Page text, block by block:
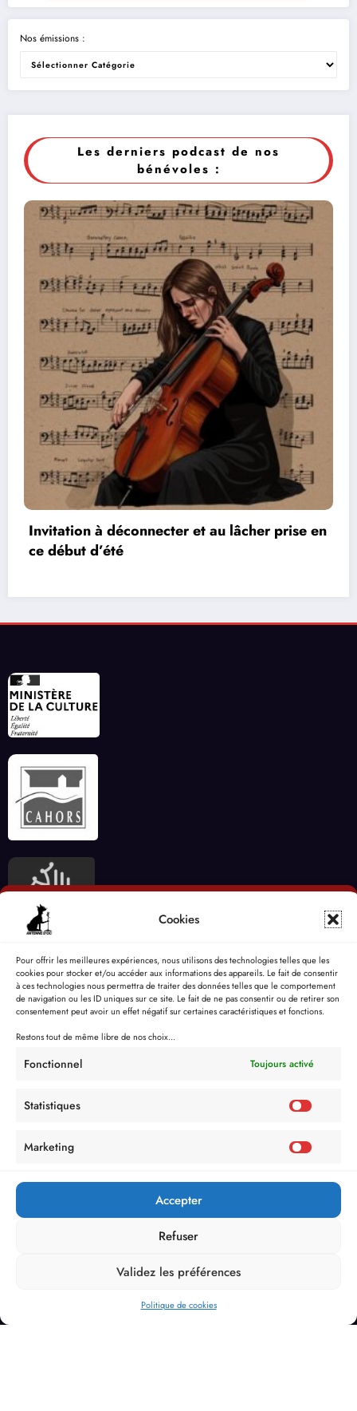
Cookies
Pour offrir les meilleures expériences, nous utilisons des technologies telles que les
cookies pour stocker et/ou accéder aux informations des appareils. Le fait de consentir
à ces technologies nous permettra de traiter des données telles que le comportement
de navigation ou les ID uniques sur ce site. Le fait de ne pas consentir ou de retirer son
consentement peut avoir un effet négatif sur certaines caractéristiques et fonctions.
Restons tout de même libre de nos choix...
Fonctionnel Toujours activé
Statistiques
Marketing
Accepter
Refuser
Validez les préférences
Politique de cookies
Nos émissions :
Les derniers podcast de nos
bénévoles :
Invitation à déconnecter et au lâcher prise en
ce début d’été